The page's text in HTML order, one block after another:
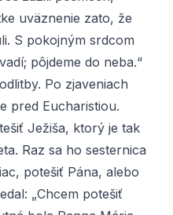
uväznenie zato, že
S pokojným srdcom
pôjdeme do neba.“
Po zjaveniach
pred Eucharistiou.
Ježiša, ktorý je tak
Raz sa ho sesternica
potešiť Pána, alebo
„Chcem potešiť